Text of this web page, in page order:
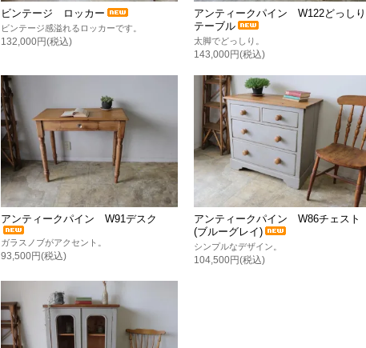
ビンテージ ロッカー
ビンテージ感溢れるロッカーです。
132,000円(税込)
アンティークパイン W122どっしり
テーブル
太脚でどっしり。
143,000円(税込)
アンティークパイン W91デスク
ガラスノブがアクセント。
93,500円(税込)
アンティークパイン W86チェスト
(ブルーグレイ)
シンプルなデザイン。
104,500円(税込)